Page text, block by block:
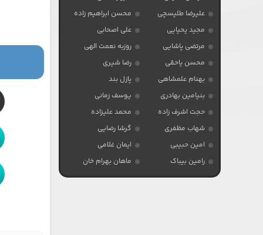
علیرضا طلیسچی
محسن ابراهیم زاده
مجید یحیایی
علی اصحابی
مرتضی پاشایی
روزبه نعمت الهی
محسن یاحقی
رضا شیری
بهنام علمشاهی
پازل بند
بنیامین بهادری
یوسف زمانی
حجت اشرف زاده
محمد علیزاده
شهاب مظفری
گرشا رضایی
امین حبیبی
ایمان غلامی
رامین بیباک
ماهان بهرام خان